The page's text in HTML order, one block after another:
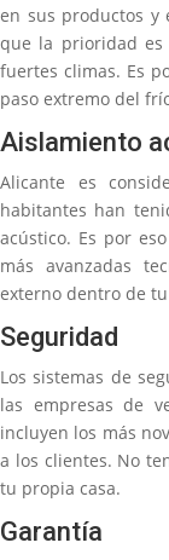
en sus productos y
que la prioridad
fuertes climas. Es
paso extremo del
Aislamiento
Alicante es
habitantes han
acústico. Es por
más avanzadas
externo dentro de tu
Seguridad
Los sistemas de
las empresas de
incluyen los más
a los clientes. No
tu propia casa.
Garantía